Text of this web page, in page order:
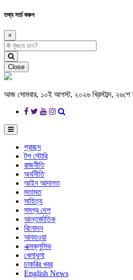
তথ্য সার্চ করুন
×
Close
আজ সোমবার, ১০ই আগস্ট, ২০২৬ খ্রিস্টাব্দ, ২৬শে
প্রচ্ছদ
টপ স্টোরি
রাজনীতি
অর্থনীতি
আইন আদালত
মতামত
সাহিত্য
সমগ্র দেশ
আন্তর্জাতিক
বিনোদন
আবহওয়া
এক্সক্লুসিভ
খেলাধুলা
চাকরির খবর
English News